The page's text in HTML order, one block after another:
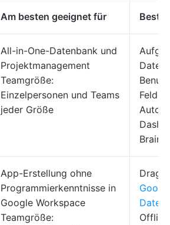
Am besten geeignet für Beste
All-in-One-Datenbank und
Projektmanagement
Teamgröße:
Einzelpersonen und Teams
jeder Größe
Brain
App-Erstellung ohne
Programmierkenntnisse in
Google Workspace
Teamgröße:
Drag-